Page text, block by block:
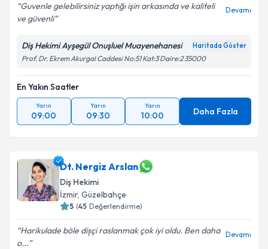
Guvenle gelebilirsiniz yaptığı işin arkasında ve kaliteli
ve güvenli
Devamı
Diş Hekimi Ayşegül Onuşluel Muayenehanesi Haritada Göster
Prof. Dr. Ekrem Akurgal Caddesi No:51 Kat:3 Daire:2 35000
En Yakın Saatler
Yarın
09:00
Yarın
09:30
Yarın
10:00 Daha Fazla
Dt. Nergiz Arslan
Diş Hekimi
İzmir, Güzelbahçe
5 (45 Değerlendirme)
Harikulade böle dișçi raslanmak çok iyi oldu. Ben daha
o...
Devamı